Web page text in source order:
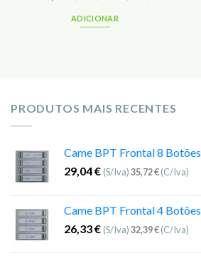
ADICIONAR
PRODUTOS MAIS RECENTES
Came BPT Frontal 8
29,04€ (S/Iva)35,72€(C/Iva)
Came BPT Frontal 4
26,33€ (S/Iva)32,39€(C/Iva)